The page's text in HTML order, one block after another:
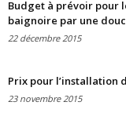
Budget à prévoir pour
baignoire par une
22 décembre 2015
Prix pour l’installation
23 novembre 2015